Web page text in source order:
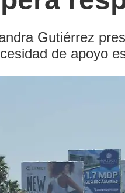
Gutiérrez
de apoyo